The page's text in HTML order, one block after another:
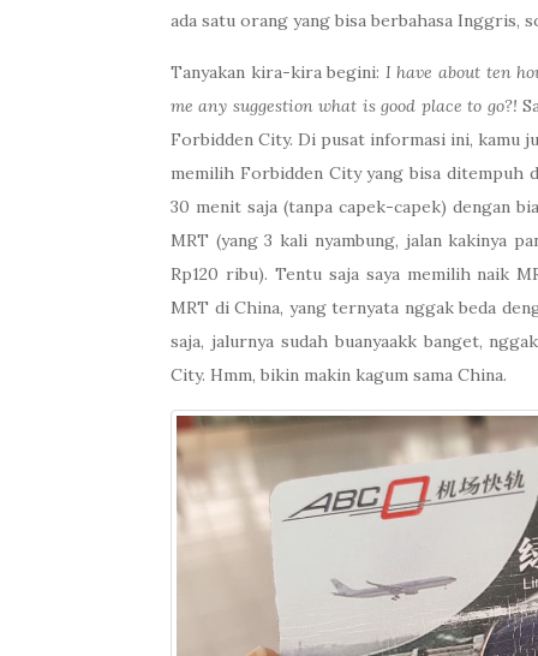
ada satu orang yang bisa berbahasa Inggris,
Tanyakan kira-kira begini: I have about ten
me any suggestion what is good place to go?!
Forbidden City. Di pusat informasi ini, kamu
memilih Forbidden City yang bisa ditempuh
30 menit saja (tanpa capek-capek) dengan
MRT (yang 3 kali nyambung, jalan kakinya
Rp120 ribu). Tentu saja saya memilih naik
MRT di China, yang ternyata nggak beda
saja, jalurnya sudah buanyaakk banget,
City. Hmm, bikin makin kagum sama China.